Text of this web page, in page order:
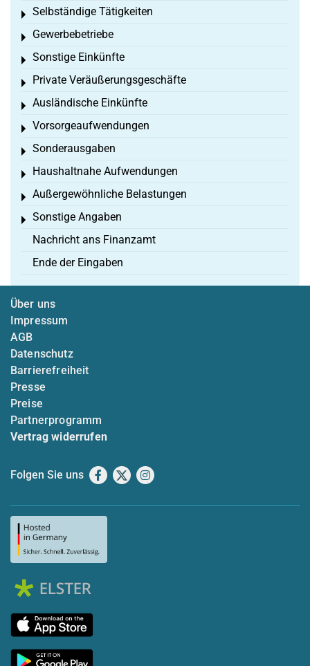
Selbständige Tätigkeiten
Toggle menu
Gewerbebetriebe
Toggle menu
Sonstige Einkünfte
Toggle menu
Private Veräußerungsgeschäfte
Toggle menu
Ausländische Einkünfte
Toggle menu
Vorsorgeaufwendungen
Toggle menu
Sonderausgaben
Toggle menu
Haushaltnahe Aufwendungen
Toggle menu
Außergewöhnliche Belastungen
Toggle menu
Sonstige Angaben
Toggle menu
Nachricht ans Finanzamt
Ende der Eingaben
Über uns
Impressum
AGB
Datenschutz
Barrierefreiheit
Presse
Preise
Partnerprogramm
Vertrag widerrufen
Folgen Sie uns Facebook
X Instagram